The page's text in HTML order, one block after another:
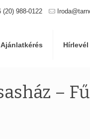
(20) 988-0122
Ajánlatkérés Hírlevél
–